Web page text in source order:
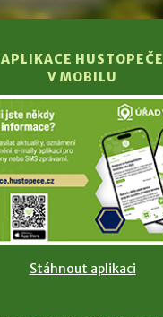
APLIKACE HUSTOPEČE
V MOBILU
Stáhnout aplikaci